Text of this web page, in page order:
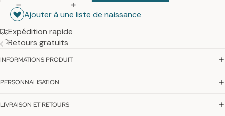
Ajouter à une liste de naissance
Expédition rapide
Retours gratuits
INFORMATIONS PRODUIT
PERSONNALISATION
LIVRAISON ET RETOURS